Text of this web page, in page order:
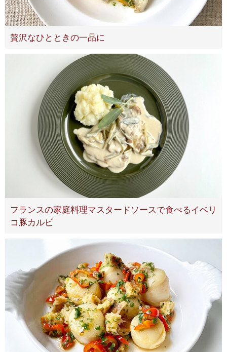
贅沢なひとときの一品に
フランスの家庭料理マスタードソースで食べるイベリ
コ豚カルビ